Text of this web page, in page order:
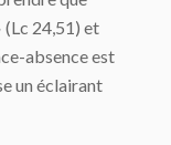
(Lc 24,51) et
absence est
un éclairant